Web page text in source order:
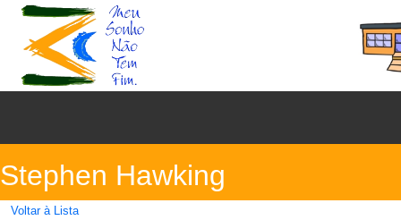
Stephen Hawking
Voltar à Lista